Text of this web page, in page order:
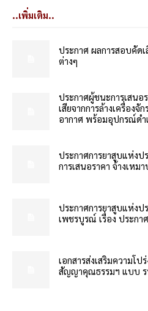
..เพิ่มเติม..
ประกาศ ผลการสอบคัด
ต่างๆ
ประกาศผู้ชนะการเสนอ
เสียจากการล้างเครื่อง
อากาศ พร้อมอุปกรณ์ดำ
ประกาศการยาสูบแห่งป
การเสนอราคา จ้างเหม
ประกาศการยาสูบแห่งป
เพชรบูรณ์ เรื่อง ประกา
เอกสารส่งเสริมความโป
สัญญาคุณธรรมฯ แบบ รร